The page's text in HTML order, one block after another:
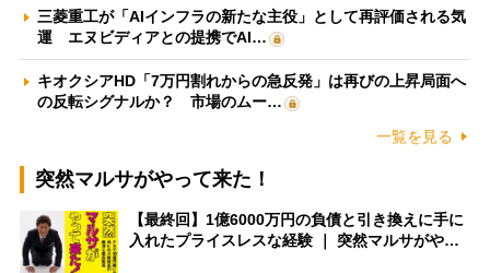
三菱重工が「AIインフラの新たな主役」として再評価される気
運 エヌビディアとの提携でAI…
キオクシアHD「7万円割れからの急反発」は再びの上昇局面へ
の反転シグナルか？ 市場のムー…
一覧を見る
突然マルサがやって来た！
【最終回】1億6000万円の負債と引き換えに手に
入れたプライスレスな経験 ｜ 突然マルサがや…